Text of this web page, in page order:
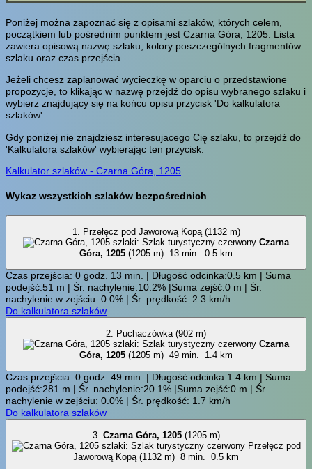
Poniżej można zapoznać się z opisami szlaków, których celem,
początkiem lub pośrednim punktem jest Czarna Góra, 1205. Lista
zawiera opisową nazwę szlaku, kolory poszczególnych fragmentów
szlaku oraz czas przejścia.
Jeżeli chcesz zaplanować wycieczkę w oparciu o przedstawione
propozycje, to klikając w nazwę przejdź do opisu wybranego szlaku i
wybierz znajdujący się na końcu opisu przycisk 'Do kalkulatora
szlaków'.
Gdy poniżej nie znajdziesz interesujacego Cię szlaku, to przejdź do
'Kalkulatora szlaków' wybierając ten przycisk:
Kalkulator szlaków - Czarna Góra, 1205
Wykaz wszystkich szlaków bezpośrednich
1. Przełęcz pod Jaworową Kopą (1132 m)
Czarna
Góra, 1205 (1205 m) 13 min. 0.5 km
Czas przejścia: 0 godz. 13 min. | Długość odcinka:0.5 km | Suma
podejść:51 m | Śr. nachylenie:10.2% |Suma zejść:0 m | Śr.
nachylenie w zejściu: 0.0% | Śr. prędkość: 2.3 km/h
Do kalkulatora szlaków
Czarna
Góra, 1205 (1205 m) 49 min. 1.4 km
Czas przejścia: 0 godz. 49 min. | Długość odcinka:1.4 km | Suma
podejść:281 m | Śr. nachylenie:20.1% |Suma zejść:0 m | Śr.
nachylenie w zejściu: 0.0% | Śr. prędkość: 1.7 km/h
Do kalkulatora szlaków
3. Czarna Góra, 1205
(1205 m)
Przełęcz pod
Jaworową Kopą (1132 m) 8 min. 0.5 km